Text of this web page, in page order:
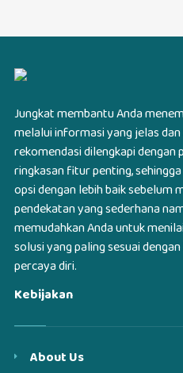
Jungkat membantu Anda
melalui informasi yang jelas
rekomendasi dilengkapi dengan
ringkasan fitur penting,
opsi dengan lebih baik sebelum
pendekatan yang sederhana
memudahkan Anda untuk
solusi yang paling sesuai
percaya diri.
Kebijakan
About Us